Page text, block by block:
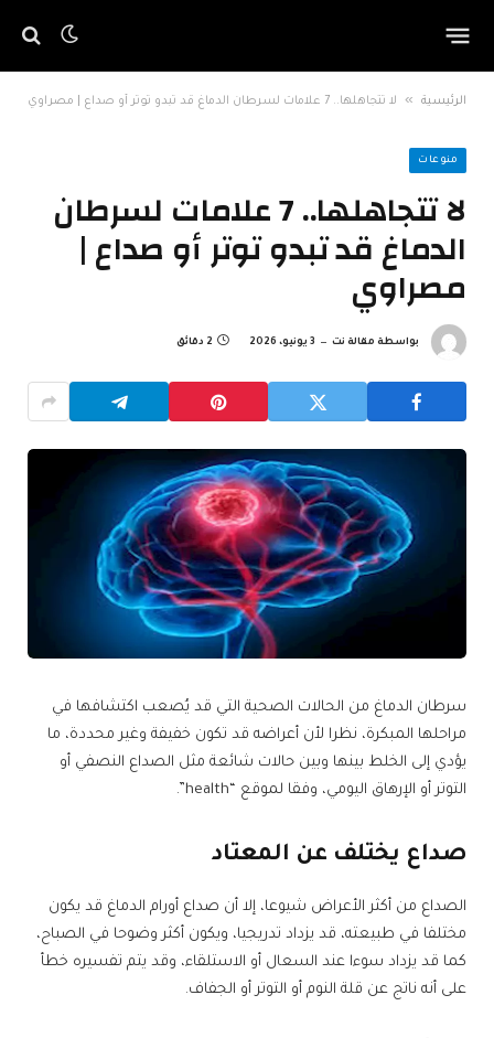
الرئيسية » لا تتجاهلها.. 7 علامات لسرطان الدماغ قد تبدو توتر أو صداع | مصراوي
منوعات
لا تتجاهلها.. 7 علامات لسرطان
الدماغ قد تبدو توتر أو صداع |
مصراوي
بواسطة مقالة نت 3 يونيو، 2026 2 دقائق
سرطان الدماغ من الحالات الصحية التي قد يُصعب اكتشافها في
مراحلها المبكرة، نظرا لأن أعراضه قد تكون خفيفة وغير محددة، ما
يؤدي إلى الخلط بينها وبين حالات شائعة مثل الصداع النصفي أو
التوتر أو الإرهاق اليومي، وفقا لموقع “health”.
صداع يختلف عن المعتاد
الصداع من أكثر الأعراض شيوعا، إلا أن صداع أورام الدماغ قد يكون
مختلفا في طبيعته، قد يزداد تدريجيا، ويكون أكثر وضوحا في الصباح،
كما قد يزداد سوءا عند السعال أو الاستلقاء، وقد يتم تفسيره خطأ
على أنه ناتج عن قلة النوم أو التوتر أو الجفاف.